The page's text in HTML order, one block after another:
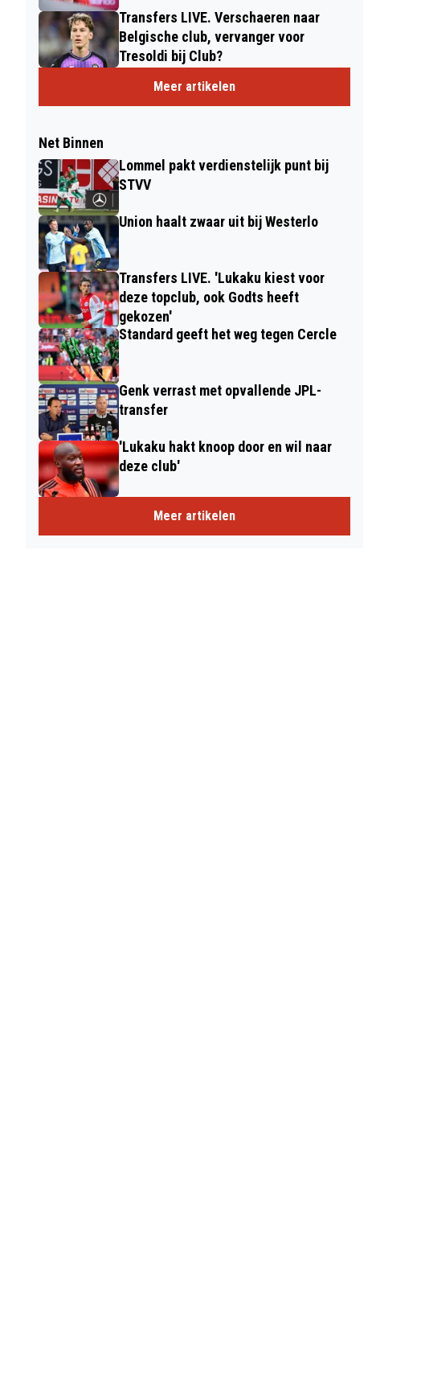
Transfers LIVE. Verschaeren naar
Belgische club, vervanger voor
Tresoldi bij Club?
Meer artikelen
Net Binnen
Lommel pakt verdienstelijk punt bij
STVV
Union haalt zwaar uit bij Westerlo
Transfers LIVE. 'Lukaku kiest voor
deze topclub, ook Godts heeft
gekozen'
Standard geeft het weg tegen Cercle
Genk verrast met opvallende JPL-
transfer
'Lukaku hakt knoop door en wil naar
deze club'
Meer artikelen